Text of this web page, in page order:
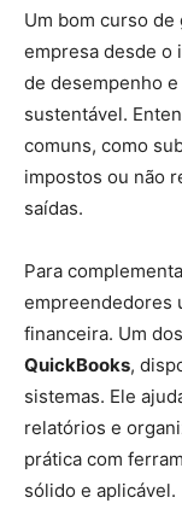
Um bom curso
empresa desde o
de desempenho
sustentável.
comuns, como
impostos ou não
saídas.
Para
empreendedores
financeira. Um
QuickBooks,
sistemas. Ele
relatórios e
prática com
sólido e aplicável.